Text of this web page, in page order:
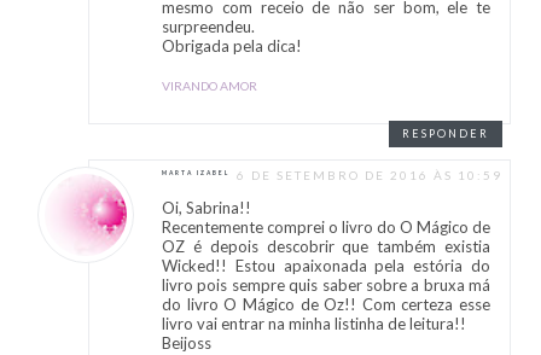
mesmo com receio de não ser bom, ele te
surpreendeu.
Obrigada pela dica!
VIRANDO AMOR
RESPONDER
MARTA IZABEL 6 DE SETEMBRO DE 2016 ÀS 10:59
Oi, Sabrina!!
Recentemente comprei o livro do O Mágico de
OZ é depois descobrir que também existia
Wicked!! Estou apaixonada pela estória do
livro pois sempre quis saber sobre a bruxa má
do livro O Mágico de Oz!! Com certeza esse
livro vai entrar na minha listinha de leitura!!
Beijoss